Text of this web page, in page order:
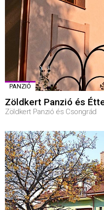
PANZIÓ
Zöldkert Panzió és
Zöldkert Panzió és Csongrád